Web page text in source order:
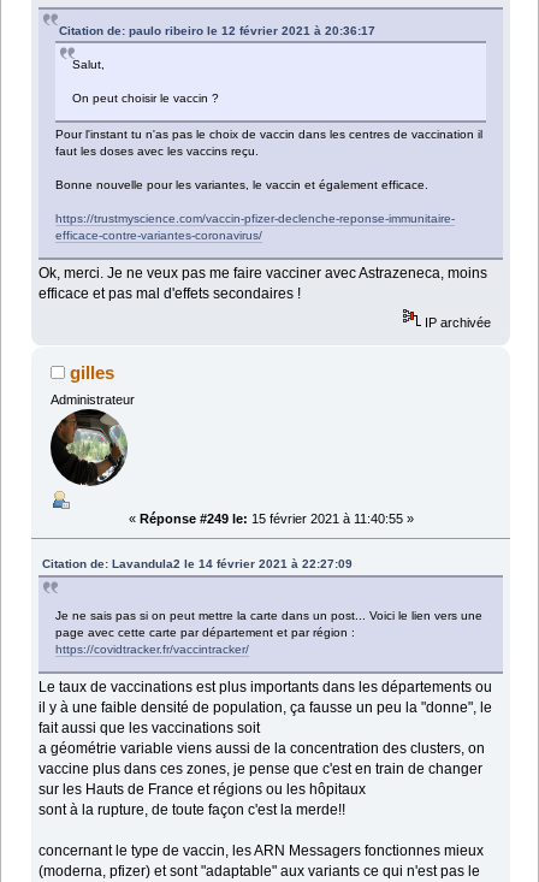
Citation de: paulo ribeiro le 12 février 2021 à 20:36:17
Salut,
On peut choisir le vaccin ?
Pour l'instant tu n'as pas le choix de vaccin dans les centres de vaccination il
faut les doses avec les vaccins reçu.
Bonne nouvelle pour les variantes, le vaccin et également efficace.
https://trustmyscience.com/vaccin-pfizer-declenche-reponse-immunitaire-
efficace-contre-variantes-coronavirus/
Ok, merci. Je ne veux pas me faire vacciner avec Astrazeneca, moins
efficace et pas mal d'effets secondaires !
IP archivée
gilles
Administrateur
« Réponse #249 le: 15 février 2021 à 11:40:55 »
Citation de: Lavandula2 le 14 février 2021 à 22:27:09
Je ne sais pas si on peut mettre la carte dans un post... Voici le lien vers une
page avec cette carte par département et par région :
https://covidtracker.fr/vaccintracker/
Le taux de vaccinations est plus importants dans les départements ou
il y à une faible densité de population, ça fausse un peu la "donne", le
fait aussi que les vaccinations soit
a géométrie variable viens aussi de la concentration des clusters, on
vaccine plus dans ces zones, je pense que c'est en train de changer
sur les Hauts de France et régions ou les hôpitaux
sont à la rupture, de toute façon c'est la merde!!
concernant le type de vaccin, les ARN Messagers fonctionnes mieux
(moderna, pfizer) et sont "adaptable" aux variants ce qui n'est pas le